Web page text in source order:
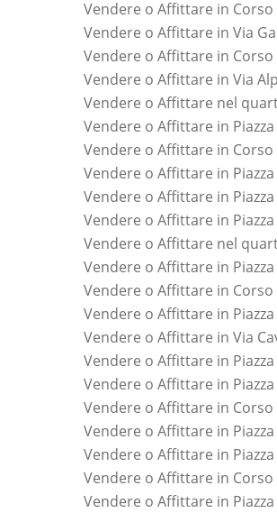
Vendere o Affittare in Via
Vendere o Affittare in Corso
Vendere o Affittare in Via
Vendere o Affittare in
Vendere o Affittare in Corso
Vendere o Affittare in Via
Vendere o Affittare in
Vendere o Affittare in
Vendere o Affittare in
Vendere o Affittare in Piazza